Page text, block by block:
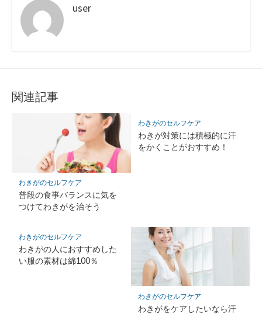
user
関連記事
わきがのセルフケア
普段の食事バランスに気を
つけてわきがを治そう
わきがのセルフケア
わきが対策には積極的に汗
をかくことがおすすめ！
わきがのセルフケア
わきがの人におすすめした
い服の素材は綿100％
わきがのセルフケア
わきがをケアしたいなら汗